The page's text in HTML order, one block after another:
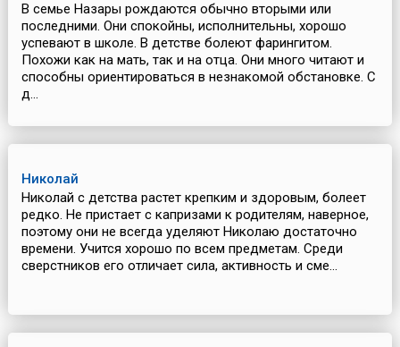
В семье Назары рождаются обычно вторыми или
последними. Они спокойны, исполнительны, хорошо
успевают в школе. В детстве болеют фарингитом.
Похожи как на мать, так и на отца. Они много читают и
способны ориентироваться в незнакомой обстановке. С
д...
Николай
Николай с детства растет крепким и здоровым, болеет
редко. Не пристает с капризами к родителям, наверное,
поэтому они не всегда уделяют Николаю достаточно
времени. Учится хорошо по всем предметам. Среди
сверстников его отличает сила, активность и сме...